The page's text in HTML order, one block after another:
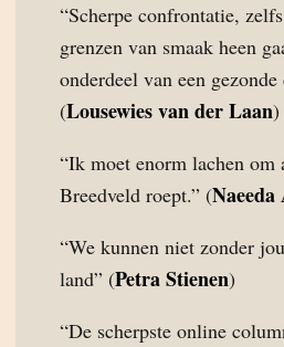
“Scherpe confrontatie,
grenzen van smaak heen
onderdeel van een
(Lousewies van der Laan)
“Ik moet enorm lachen om
Breedveld roept.” (
“We kunnen niet zonder
land” (Petra Stienen)
“De scherpste online